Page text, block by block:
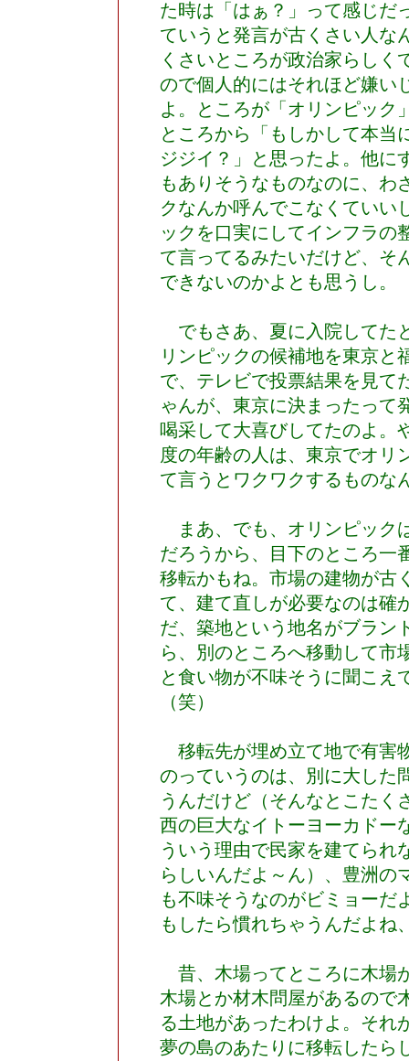
た時は「はぁ？」って感じだ
ていうと発言が古くさい人な
くさいところが政治家らしく
ので個人的にはそれほど嫌い
よ。ところが「オリンピック
ところから「もしかして本当
ジジイ？」と思ったよ。他に
もありそうなものなのに、わ
クなんか呼んでこなくていい
ックを口実にしてインフラの
て言ってるみたいだけど、そ
できないのかよとも思うし。
でもさあ、夏に入院してた
リンピックの候補地を東京と
で、テレビで投票結果を見て
ゃんが、東京に決まったって
喝采して大喜びしてたのよ。
度の年齢の人は、東京でオリ
て言うとワクワクするものな
まあ、でも、オリンピック
だろうから、目下のところ一
移転かもね。市場の建物が古
て、建て直しが必要なのは確
だ、築地という地名がブラン
ら、別のところへ移動して市
と食い物が不味そうに聞こえ
（笑）
移転先が埋め立て地で有害
のっていうのは、別に大した
うんだけど（そんなとこたく
西の巨大なイトーヨーカドー
ういう理由で民家を建てられ
らしいんだよ～ん）、豊洲の
も不味そうなのがビミョーだ
もしたら慣れちゃうんだよね
昔、木場ってところに木場
木場とか材木問屋があるので
る土地があったわけよ。それ
夢の島のあたりに移転したら